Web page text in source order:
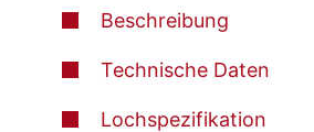
Beschreibung
Technische Daten
Lochspezifikation